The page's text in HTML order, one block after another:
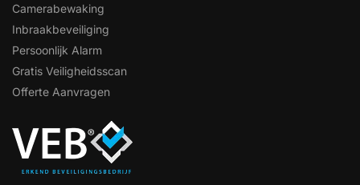
Camerabewaking
Inbraakbeveiliging
Persoonlijk Alarm
Gratis Veiligheidsscan
Offerte Aanvragen